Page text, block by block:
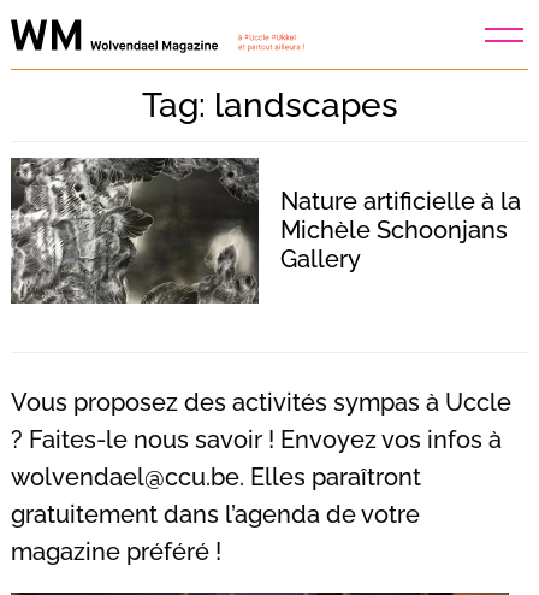
Skip
to
Tag: landscapes
Nature artificielle à la
Michèle Schoonjans
Gallery
Vous proposez des activités sympas à Uccle
? Faites-le nous savoir ! Envoyez vos infos à
wolvendael@ccu.be. Elles paraîtront
gratuitement dans l’agenda de votre
magazine préféré !
Recherche
pour
: